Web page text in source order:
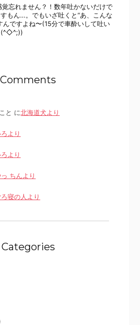
忘れません？！数年吐かないだけで
もん…。でもいざ吐くと“あ、こんな
んですよね〜(15分で車酔いして吐い
(^◇^;))
Comments
と に北海道犬より
より
より
ちんより
ろ寝の人より
Categories